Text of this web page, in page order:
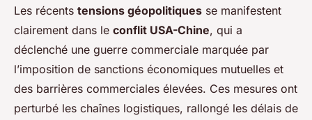
Les récents tensions géopolitiques se manifestent
clairement dans le conflit USA-Chine, qui a
déclenché une guerre commerciale marquée par
l’imposition de sanctions économiques mutuelles et
des barrières commerciales élevées. Ces mesures ont
perturbé les chaînes logistiques, rallongé les délais de